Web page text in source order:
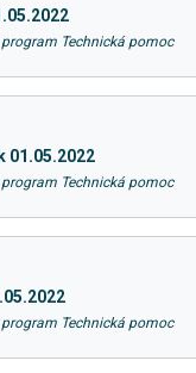
program Technická pomoc
01.05.2022
program Technická pomoc
program Technická pomoc